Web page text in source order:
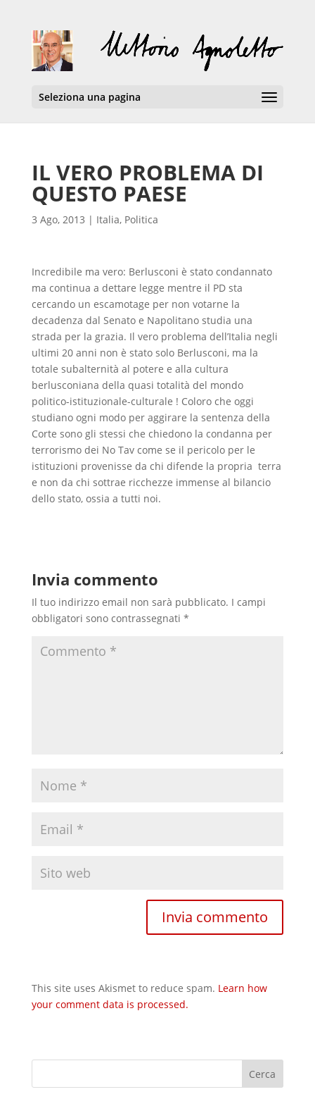
Seleziona una pagina
IL VERO PROBLEMA DI
QUESTO PAESE
3 Ago, 2013 | Italia, Politica
Incredibile ma vero: Berlusconi è stato condannato
ma continua a dettare legge mentre il PD sta
cercando un escamotage per non votarne la
decadenza dal Senato e Napolitano studia una
strada per la grazia. Il vero problema dell’Italia negli
ultimi 20 anni non è stato solo Berlusconi, ma la
totale subalternità al potere e alla cultura
berlusconiana della quasi totalità del mondo
politico-istituzionale-culturale ! Coloro che oggi
studiano ogni modo per aggirare la sentenza della
Corte sono gli stessi che chiedono la condanna per
terrorismo dei No Tav come se il pericolo per le
istituzioni provenisse da chi difende la propria terra
e non da chi sottrae ricchezze immense al bilancio
dello stato, ossia a tutti noi.
Invia commento
Il tuo indirizzo email non sarà pubblicato. I campi
obbligatori sono contrassegnati *
This site uses Akismet to reduce spam. Learn how
your comment data is processed.